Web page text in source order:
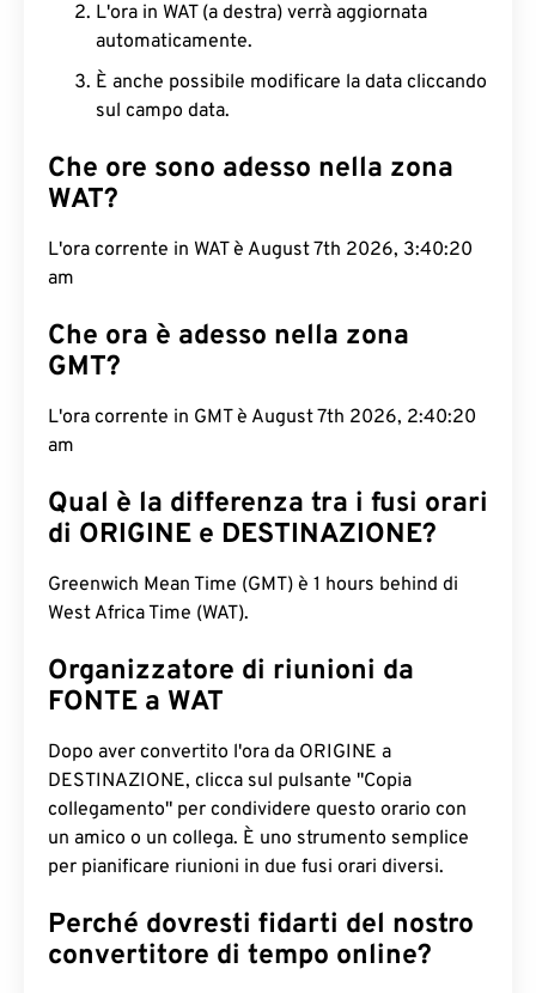
L'ora in WAT (a destra) verrà aggiornata
automaticamente.
È anche possibile modificare la data cliccando
sul campo data.
Che ore sono adesso nella zona
WAT?
L'ora corrente in WAT è August 7th 2026, 3:40:21
am
Che ora è adesso nella zona
GMT?
L'ora corrente in GMT è August 7th 2026, 2:40:21
am
Qual è la differenza tra i fusi orari
di ORIGINE e DESTINAZIONE?
Greenwich Mean Time (GMT) è 1 hours behind di
West Africa Time (WAT).
Organizzatore di riunioni da
FONTE a WAT
Dopo aver convertito l'ora da ORIGINE a
DESTINAZIONE, clicca sul pulsante "Copia
collegamento" per condividere questo orario con
un amico o un collega. È uno strumento semplice
per pianificare riunioni in due fusi orari diversi.
Perché dovresti fidarti del nostro
convertitore di tempo online?